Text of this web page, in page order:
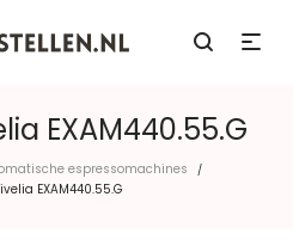
EXAM440.55.G
espressomachines /
EXAM440.55.G